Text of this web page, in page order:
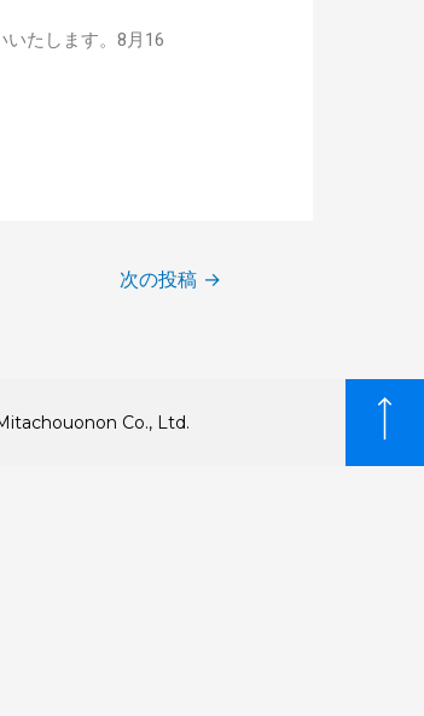
たします。8月16
次の投稿 →
Co., Ltd.